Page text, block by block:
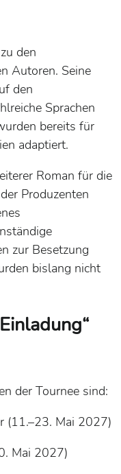
den
Autoren. Seine
den
Sprachen
bereits für
adaptiert.
Roman für die
Produzenten
zur Besetzung
bislang nicht
der Tournee sind:
(11.–23. Mai 2027)
Mai 2027)